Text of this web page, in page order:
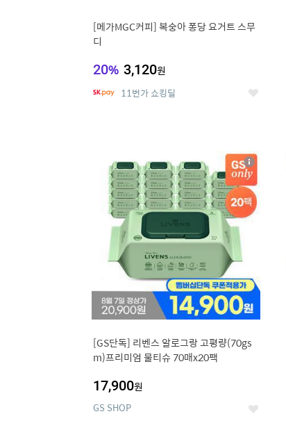
[메가MGC커피] 복숭아 퐁당 요거트 스무
디
20% 3,120원
11번가 쇼킹딜 좋
[GS단독] 리벤스 알로그랑 고평량(70gs
m)프리미엄 물티슈 70매x20팩
17,900원
GS SHOP 좋
상
세